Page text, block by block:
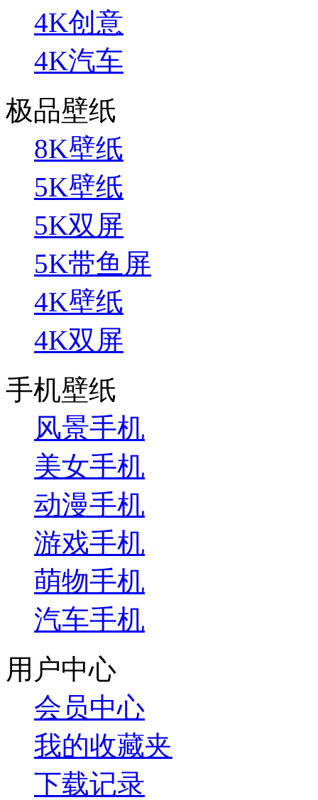
4K创意
4K汽车
极品壁纸
8K壁纸
5K壁纸
5K双屏
5K带鱼屏
4K壁纸
4K双屏
手机壁纸
风景手机
美女手机
动漫手机
游戏手机
萌物手机
汽车手机
用户中心
会员中心
我的收藏夹
下载记录